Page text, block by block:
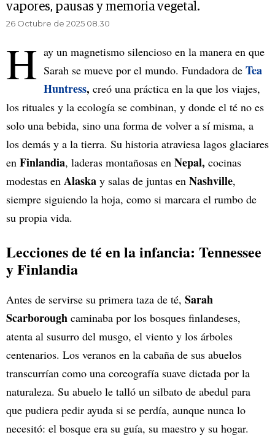
vapores, pausas y memoria vegetal.
26 Octubre de 2025 08.30
H ay un magnetismo silencioso en la manera en que
Sarah se mueve por el mundo. Fundadora de Tea
Huntress, creó una práctica en la que los viajes,
los rituales y la ecología se combinan, y donde el té no es
solo una bebida, sino una forma de volver a sí misma, a
los demás y a la tierra. Su historia atraviesa lagos glaciares
en Finlandia, laderas montañosas en Nepal, cocinas
modestas en Alaska y salas de juntas en Nashville,
siempre siguiendo la hoja, como si marcara el rumbo de
su propia vida.
Lecciones de té en la infancia: Tennessee
y Finlandia
Antes de servirse su primera taza de té, Sarah
Scarborough caminaba por los bosques finlandeses,
atenta al susurro del musgo, el viento y los árboles
centenarios. Los veranos en la cabaña de sus abuelos
transcurrían como una coreografía suave dictada por la
naturaleza. Su abuelo le talló un silbato de abedul para
que pudiera pedir ayuda si se perdía, aunque nunca lo
necesitó: el bosque era su guía, su maestro y su hogar.